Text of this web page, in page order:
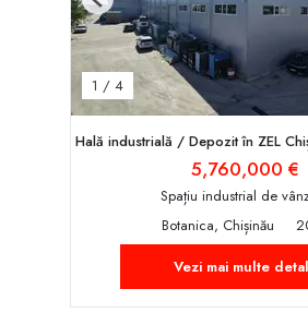
1 / 4
Previous
Hală industrială / Depozit în ZEL
5,760,000 €
Spațiu industrial de
Botanica, Chișinău
Vezi mai multe